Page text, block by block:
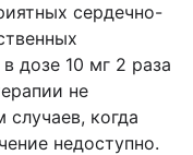
сердечно-
дозе 10 мг 2 раза
не
когда
недоступно.